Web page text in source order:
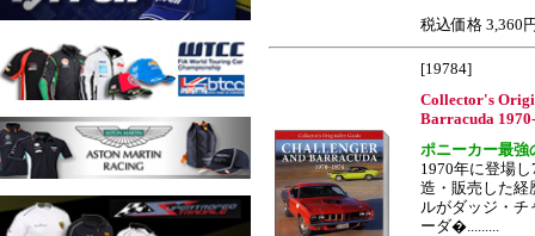
税込価格 3,360
[19784]
Collector's
Barracuda
ポニーカー最強
1970年に登場
造・販売した経
ルがダッジ・チ
ーダ�.........